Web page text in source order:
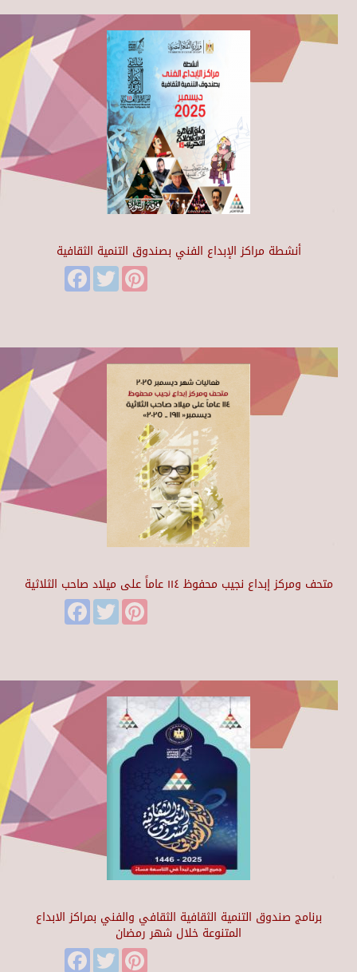
أنشطة مراكز الإبداع الفني بصندوق التنمية الثقافية
FacebookTwitter
متحف ومركز إبداع نجيب محفوظ ١١٤ عاماً على ميلاد صاحب الثلاثية
FacebookTwitter
برنامج صندوق التنمية الثقافية الثقافي والفني بمراكز الابداع
المتنوعة خلال شهر رمضان
FacebookTwitter